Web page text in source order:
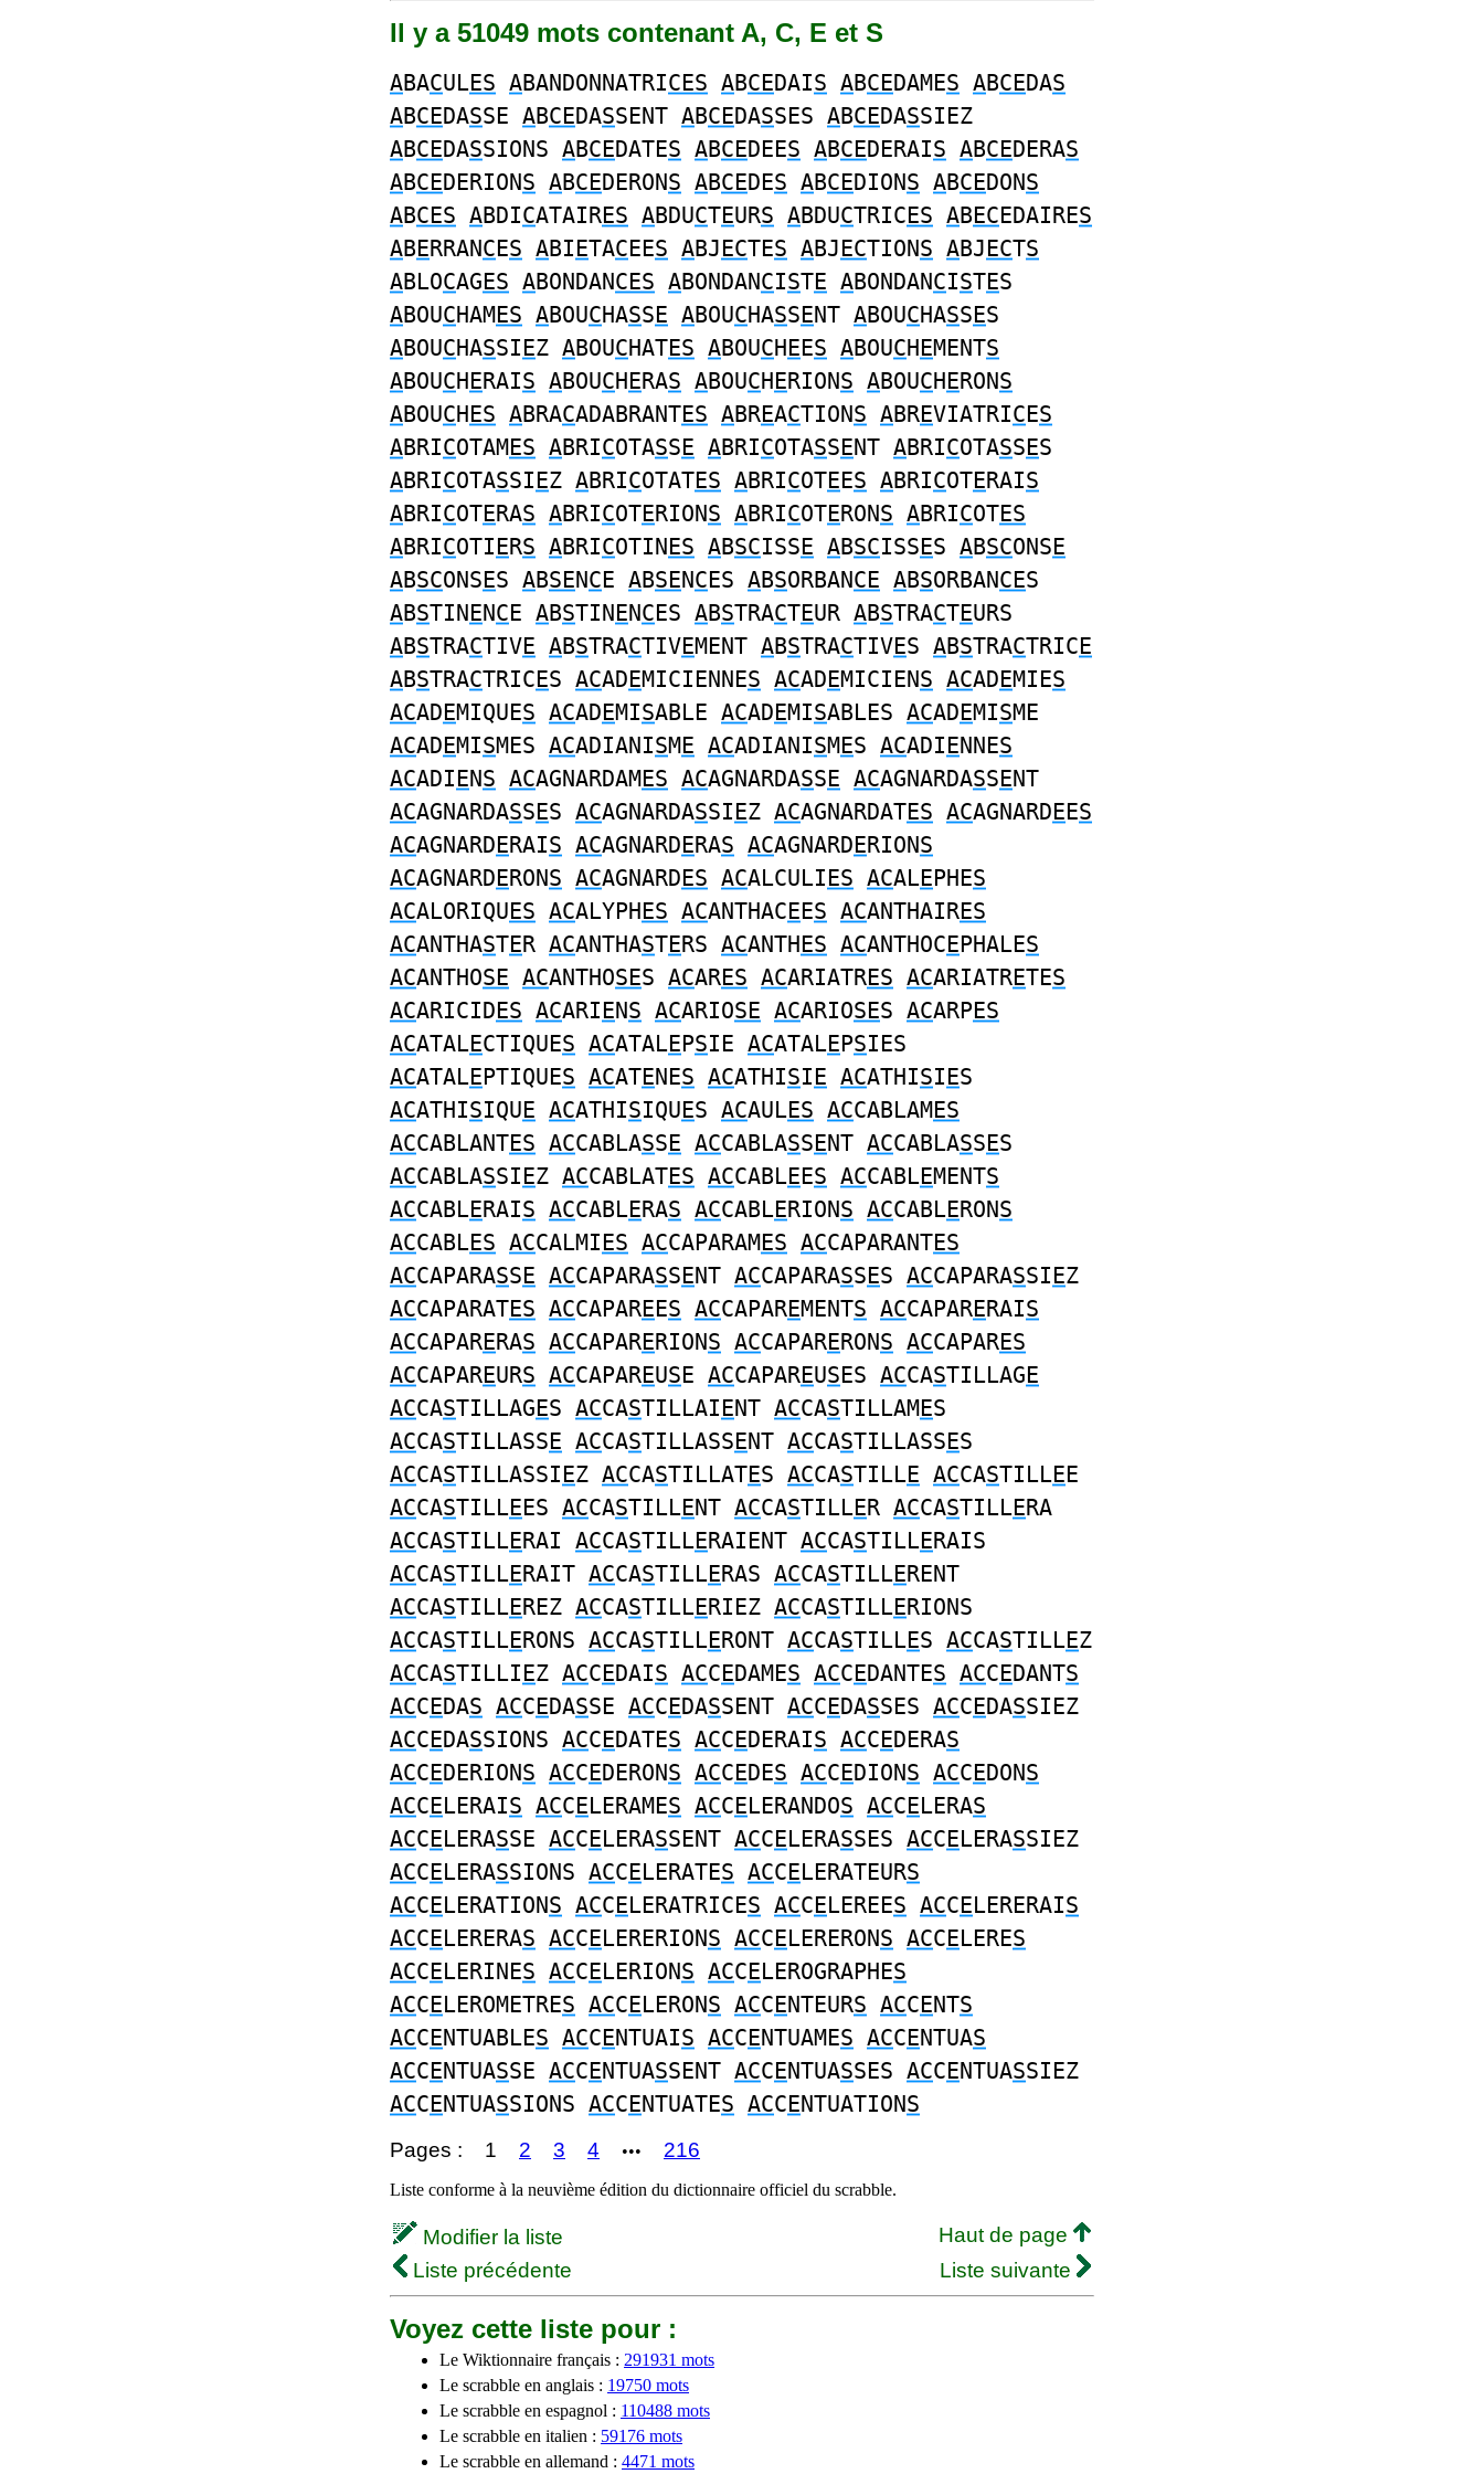
Il y a 51049 mots contenant A, C, E et S
ABACULES ABANDONNATRICES ABCEDAIS ABCEDAMES ABCEDAS
ABCEDASSE ABCEDASSENT ABCEDASSES ABCEDASSIEZ
ABCEDASSIONS ABCEDATES ABCEDEES ABCEDERAIS ABCEDERAS
ABCEDERIONS ABCEDERONS ABCEDES ABCEDIONS ABCEDONS
ABCES ABDICATAIRES ABDUCTEURS ABDUCTRICES ABECEDAIRES
ABERRANCES ABIETACEES ABJECTES ABJECTIONS ABJECTS
ABLOCAGES ABONDANCES ABONDANCISTE ABONDANCISTES
ABOUCHAMES ABOUCHASSE ABOUCHASSENT ABOUCHASSES
ABOUCHASSIEZ ABOUCHATES ABOUCHEES ABOUCHEMENTS
ABOUCHERAIS ABOUCHERAS ABOUCHERIONS ABOUCHERONS
ABOUCHES ABRACADABRANTES ABREACTIONS ABREVIATRICES
ABRICOTAMES ABRICOTASSE ABRICOTASSENT ABRICOTASSES
ABRICOTASSIEZ ABRICOTATES ABRICOTEES ABRICOTERAIS
ABRICOTERAS ABRICOTERIONS ABRICOTERONS ABRICOTES
ABRICOTIERS ABRICOTINES ABSCISSE ABSCISSES ABSCONSE
ABSCONSES ABSENCE ABSENCES ABSORBANCE ABSORBANCES
ABSTINENCE ABSTINENCES ABSTRACTEUR ABSTRACTEURS
ABSTRACTIVE ABSTRACTIVEMENT ABSTRACTIVES ABSTRACTRICE
ABSTRACTRICES ACADEMICIENNES ACADEMICIENS ACADEMIES
ACADEMIQUES ACADEMISABLE ACADEMISABLES ACADEMISME
ACADEMISMES ACADIANISME ACADIANISMES ACADIENNES
ACADIENS ACAGNARDAMES ACAGNARDASSE ACAGNARDASSENT
ACAGNARDASSES ACAGNARDASSIEZ ACAGNARDATES ACAGNARDEES
ACAGNARDERAIS ACAGNARDERAS ACAGNARDERIONS
ACAGNARDERONS ACAGNARDES ACALCULIES ACALEPHES
ACALORIQUES ACALYPHES ACANTHACEES ACANTHAIRES
ACANTHASTER ACANTHASTERS ACANTHES ACANTHOCEPHALES
ACANTHOSE ACANTHOSES ACARES ACARIATRES ACARIATRETES
ACARICIDES ACARIENS ACARIOSE ACARIOSES ACARPES
ACATALECTIQUES ACATALEPSIE ACATALEPSIES
ACATALEPTIQUES ACATENES ACATHISIE ACATHISIES
ACATHISIQUE ACATHISIQUES ACAULES ACCABLAMES
ACCABLANTES ACCABLASSE ACCABLASSENT ACCABLASSES
ACCABLASSIEZ ACCABLATES ACCABLEES ACCABLEMENTS
ACCABLERAIS ACCABLERAS ACCABLERIONS ACCABLERONS
ACCABLES ACCALMIES ACCAPARAMES ACCAPARANTES
ACCAPARASSE ACCAPARASSENT ACCAPARASSES ACCAPARASSIEZ
ACCAPARATES ACCAPAREES ACCAPAREMENTS ACCAPARERAIS
ACCAPARERAS ACCAPARERIONS ACCAPARERONS ACCAPARES
ACCAPAREURS ACCAPAREUSE ACCAPAREUSES ACCASTILLAGE
ACCASTILLAGES ACCASTILLAIENT ACCASTILLAMES
ACCASTILLASSE ACCASTILLASSENT ACCASTILLASSES
ACCASTILLASSIEZ ACCASTILLATES ACCASTILLE ACCASTILLEE
ACCASTILLEES ACCASTILLENT ACCASTILLER ACCASTILLERA
ACCASTILLERAI ACCASTILLERAIENT ACCASTILLERAIS
ACCASTILLERAIT ACCASTILLERAS ACCASTILLERENT
ACCASTILLEREZ ACCASTILLERIEZ ACCASTILLERIONS
ACCASTILLERONS ACCASTILLERONT ACCASTILLES ACCASTILLEZ
ACCASTILLIEZ ACCEDAIS ACCEDAMES ACCEDANTES ACCEDANTS
ACCEDAS ACCEDASSE ACCEDASSENT ACCEDASSES ACCEDASSIEZ
ACCEDASSIONS ACCEDATES ACCEDERAIS ACCEDERAS
ACCEDERIONS ACCEDERONS ACCEDES ACCEDIONS ACCEDONS
ACCELERAIS ACCELERAMES ACCELERANDOS ACCELERAS
ACCELERASSE ACCELERASSENT ACCELERASSES ACCELERASSIEZ
ACCELERASSIONS ACCELERATES ACCELERATEURS
ACCELERATIONS ACCELERATRICES ACCELEREES ACCELERERAIS
ACCELERERAS ACCELERERIONS ACCELERERONS ACCELERES
ACCELERINES ACCELERIONS ACCELEROGRAPHES
ACCELEROMETRES ACCELERONS ACCENTEURS ACCENTS
ACCENTUABLES ACCENTUAIS ACCENTUAMES ACCENTUAS
ACCENTUASSE ACCENTUASSENT ACCENTUASSES ACCENTUASSIEZ
ACCENTUASSIONS ACCENTUATES ACCENTUATIONS
Pages : 1 2 3 4 ••• 216
Liste conforme à la neuvième édition du dictionnaire officiel du scrabble.
Modifier la liste
Haut de page
Liste précédente
Liste suivante
Voyez cette liste pour :
Le Wiktionnaire français : 291931 mots
Le scrabble en anglais : 19750 mots
Le scrabble en espagnol : 110488 mots
Le scrabble en italien : 59176 mots
Le scrabble en allemand : 4471 mots